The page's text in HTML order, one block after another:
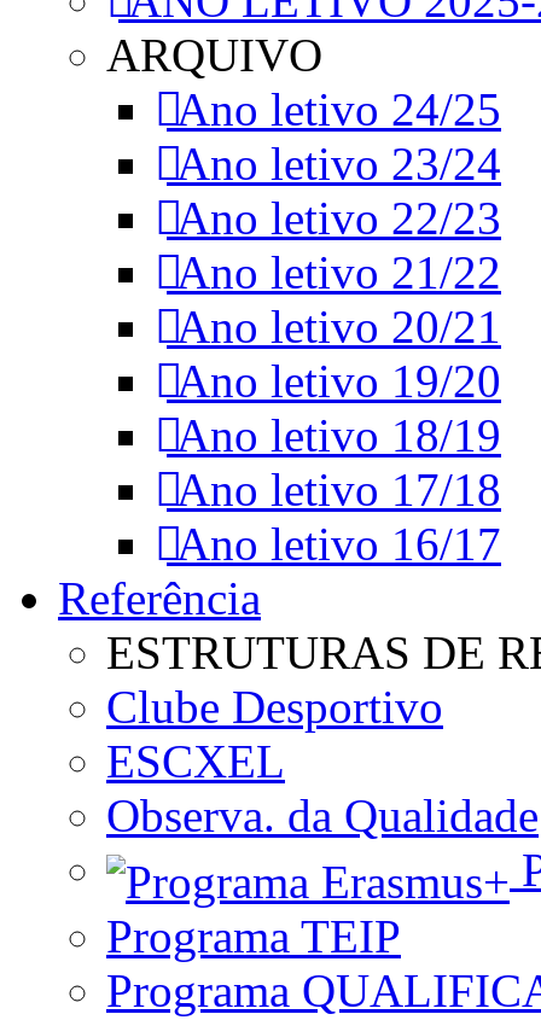
ARQUIVO
Ano letivo 24/25
Ano letivo 23/24
Ano letivo 22/23
Ano letivo 21/22
Ano letivo 20/21
Ano letivo 19/20
Ano letivo 18/19
Ano letivo 17/18
Ano letivo 16/17
Referência
ESTRUTURAS DE
Clube Desportivo
ESCXEL
Observa. da Qualidade
Programa TEIP
Programa